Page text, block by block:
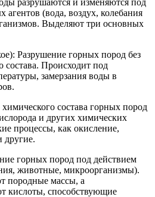
разрушаются и изменяются под
агентов (вода, воздух, колебания
Выделяют три основных
Разрушение горных пород без
состава. Происходит под
замерзания воды в
состава горных пород
и других химических
процессы, как окисление,
другие.
горных пород под действием
животные, микроорганизмы).
породные массы, а
кислоты, способствующие